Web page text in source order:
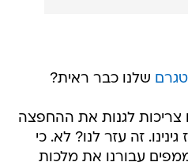
שלנו כבר ראית?
צריכות לגנות את ההחפצה
זה עזר לנו? לא. כי
עבורנו את מלכות